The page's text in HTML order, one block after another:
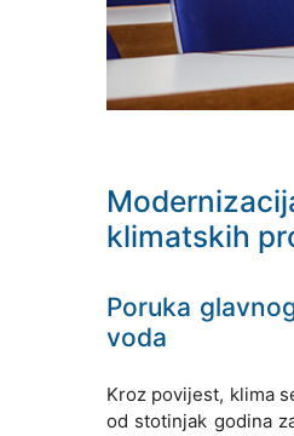
klimatskih
Poruka
voda
Kroz povijest, klima
od stotinjak godina